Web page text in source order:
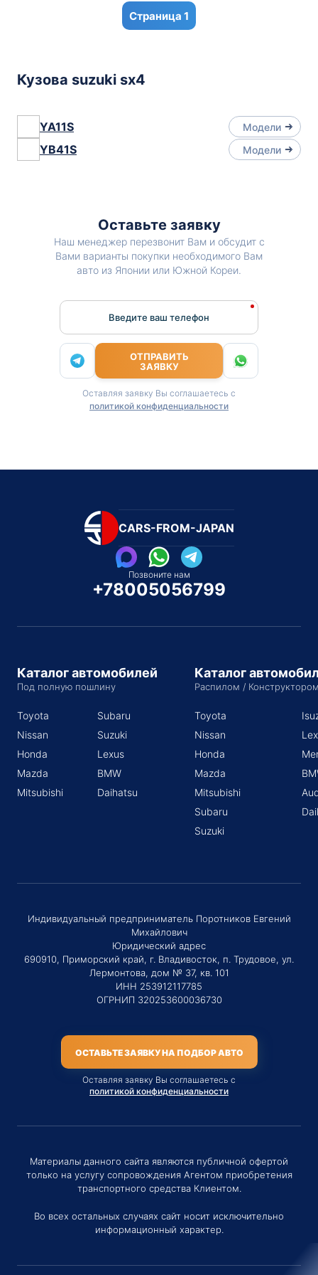
1
Кузова suzuki sx4
YA11S Модели
YB41S Модели
Оставьте заявку
Наш менеджер перезвонит Вам и обсудит с
Вами варианты покупки необходимого Вам
авто из Японии или Южной Кореи.
Введите ваш телефон
ОТПРАВИТЬ
ЗАЯВКУ
Оставляя заявку Вы соглашаетесь с
политикой конфиденциальности
CARS-FROM-JAPAN
Позвоните нам
+78005056799
Каталог автомобилей
Под полную пошлину
Toyota
Nissan
Honda
Mazda
Mitsubishi
Subaru
Suzuki
Lexus
BMW
Daihatsu
Каталог
Распилом /
Toyota
Nissan
Honda
Mazda
Mitsubishi
Subaru
Suzuki
Индивидуальный предприниматель Поротников Евгений
Михайлович
Юридический адрес
690910, Приморский край, г. Владивосток, п. Трудовое, ул.
Лермонтова, дом № 37, кв. 101
ИНН 253912117785
ОГРНИП 320253600036730
ОСТАВЬТЕ ЗАЯВКУ НА ПОДБОР АВТО
Оставляя заявку Вы соглашаетесь с
политикой конфиденциальности
Материалы данного сайта являются публичной офертой
только на услугу сопровождения Агентом приобретения
транспортного средства Клиентом.
Во всех остальных случаях сайт носит исключительно
информационный характер.